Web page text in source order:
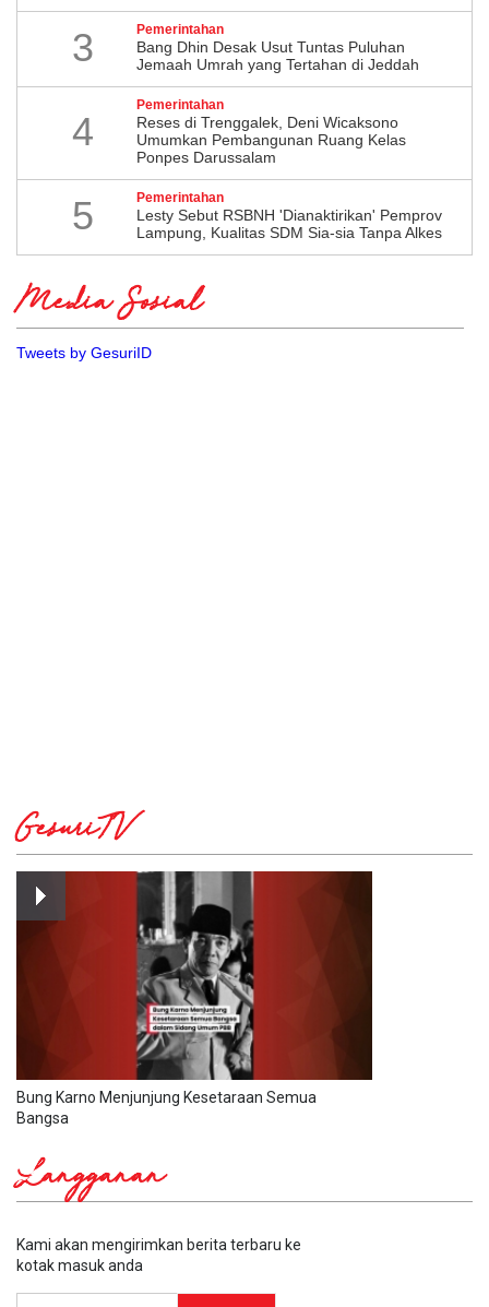
3 Pemerintahan
Bang Dhin Desak Usut Tuntas Puluhan
Jemaah Umrah yang Tertahan di Jeddah
4
Pemerintahan
​Reses di Trenggalek, Deni Wicaksono
Umumkan Pembangunan Ruang Kelas
Ponpes Darussalam
5 Pemerintahan
Lesty Sebut RSBNH 'Dianaktirikan' Pemprov
Lampung, Kualitas SDM Sia-sia Tanpa Alkes
Media Sosial
Tweets by GesuriID
GesuriTV
Bung Karno Menjunjung Kesetaraan Semua
Bangsa
Langganan
Kami akan mengirimkan berita terbaru ke
kotak masuk anda